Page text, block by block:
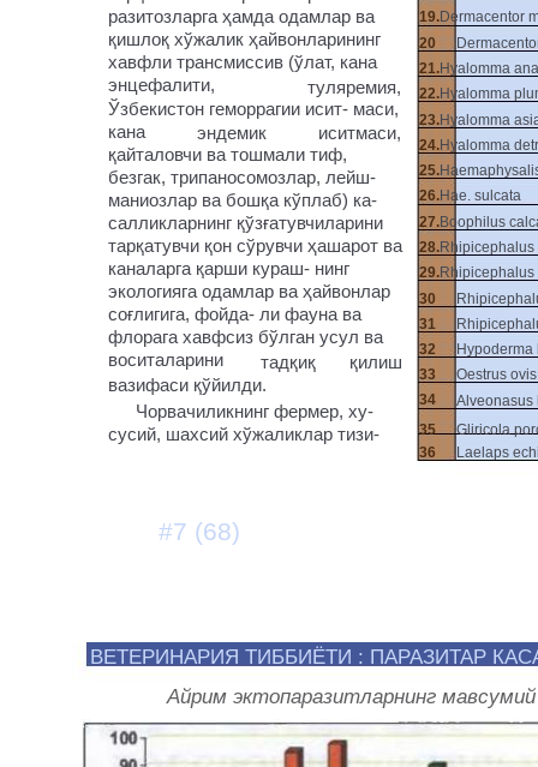
#7 (68)
разитозларга ҳамда одамлар ва
қишлоқ хўжалик ҳайвонларининг
хавфли трансмиссив (ўлат, кана
энцефалити,
туляремия,
Ўзбекистон геморрагии исит- маси,
кана
эндемик
иситмаси,
қайталовчи ва тошмали тиф,
безгак, трипаносомозлар, лейш-
маниозлар ва бошқа кўплаб) ка-
салликларнинг қўзғатувчиларини
тарқатувчи қон сўрувчи ҳашарот ва
каналарга қарши кураш- нинг
экологияга одамлар ва ҳайвонлар
соғлигига, фойда- ли фауна ва
флорага хавфсиз бўлган усул ва
воситаларини
тадқиқ
қилиш
вазифаси қўйилди.
Чорвачиликнинг фермер, ху-
сусий, шахсий хўжаликлар тизи-
19.Dermacentor
20
21.Hyalomma
22.Hyalomma
23.Hyalomma
24.Hyalomma
25.
26.Hae. sulcata
27.Boophilus
28.Rhipicephalus
29.
30
31
32
Hypoderma
33
Oestrus ovis
34
Alveonasus
35
Gliricola
36
Laelaps
ВЕТЕРИНАРИЯ ТИББИЁТИ : ПАРАЗИТАР
Айрим эктопаразитларнинг